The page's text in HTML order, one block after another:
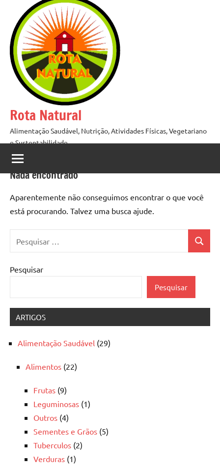
conteúdo
Rota Natural
Alimentação Saudável, Nutrição, Atividades Físicas, Vegetariano
e Sustentabilidade
Nada encontrado
Aparentemente não conseguimos encontrar o que você
está procurando. Talvez uma busca ajude.
por:
Pesquisar
Pesquisar
ARTIGOS
Alimentação Saudável (29)
Alimentos (22)
Frutas (9)
Leguminosas (1)
Outros (4)
Sementes e Grãos (5)
Tuberculos (2)
Verduras (1)